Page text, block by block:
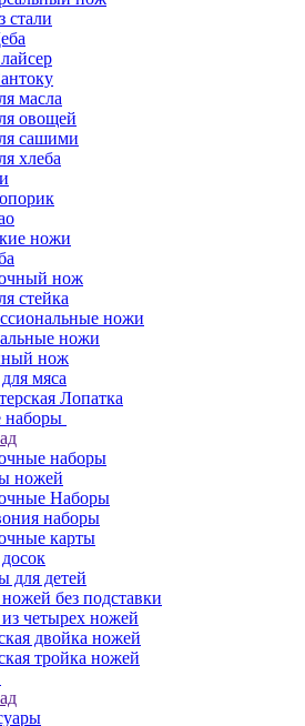
стали
масла
овощей
сашими
хлеба
ножи
нож
стейка
ножи
ножи
нож
мяса
Лопатка
наборы
наборы
ножей
Наборы
наборы
карты
для детей
без подставки
четырех ножей
двойка ножей
тройка ножей